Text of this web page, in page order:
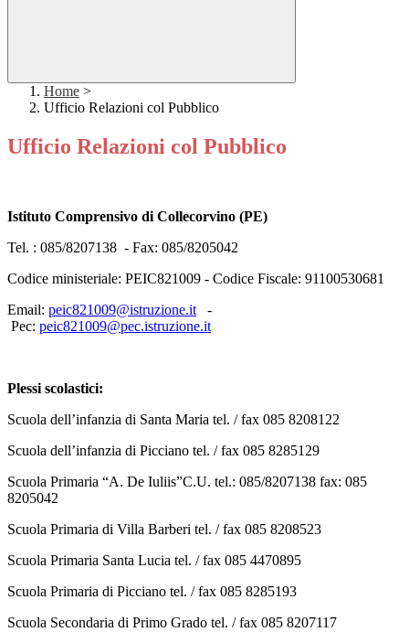
Home >
Ufficio Relazioni col Pubblico
Ufficio Relazioni col Pubblico
Istituto Comprensivo di Collecorvino (PE)
Tel. : 085/8207138 - Fax: 085/8205042
Codice ministeriale: PEIC821009 - Codice Fiscale: 91100530681
Email: peic821009@istruzione.it -
Pec: peic821009@pec.istruzione.it
Plessi scolastici:
Scuola dell’infanzia di Santa Maria tel. / fax 085 8208122
Scuola dell’infanzia di Picciano tel. / fax 085 8285129
Scuola Primaria “A. De Iuliis”C.U. tel.: 085/8207138 fax: 085
8205042
Scuola Primaria di Villa Barberi tel. / fax 085 8208523
Scuola Primaria Santa Lucia tel. / fax 085 4470895
Scuola Primaria di Picciano tel. / fax 085 8285193
Scuola Secondaria di Primo Grado tel. / fax 085 8207117